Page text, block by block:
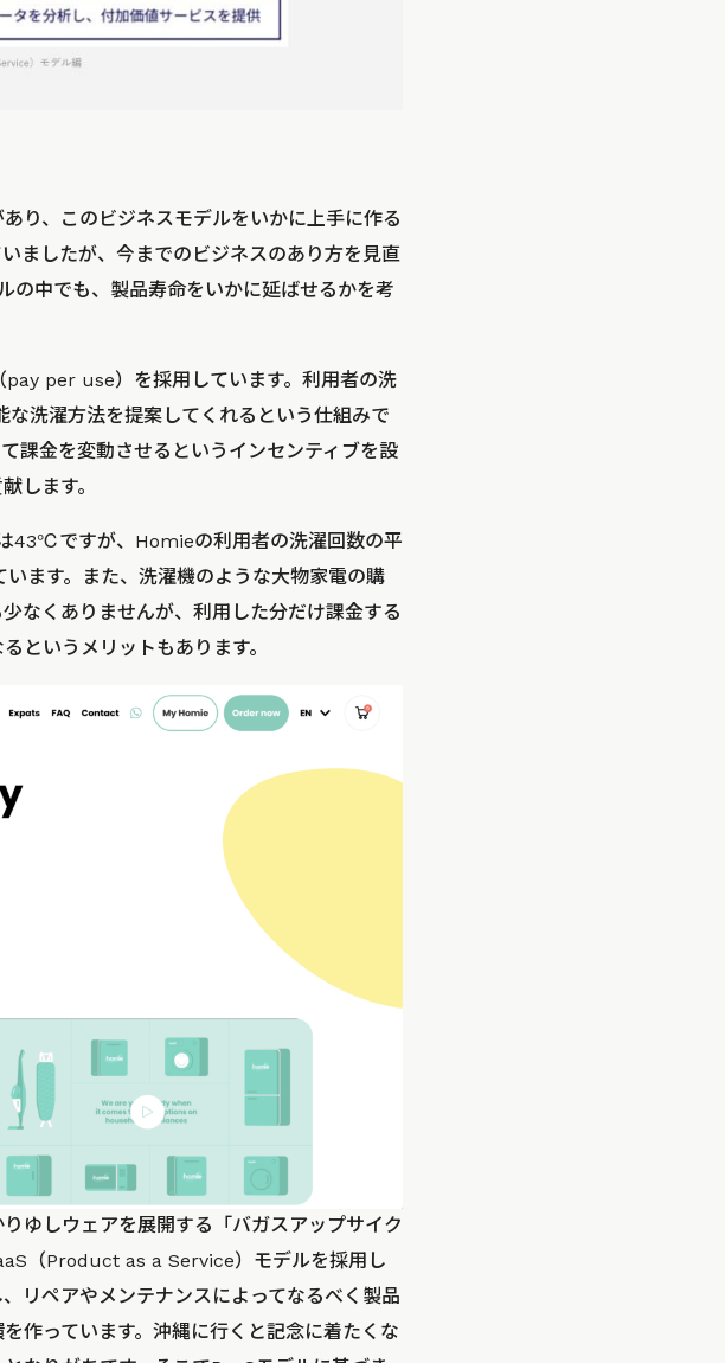
り、このビジネスモデルをいかに上手に作る
ましたが、今までのビジネスのあり方を見直
の中でも、製品寿命をいかに延ばせるかを考
per use）を採用しています。利用者の洗
洗濯方法を提案してくれるという仕組みで
課金を変動させるというインセンティブを設
します。
43℃ですが、Homieの利用者の洗濯回数の平
ます。また、洗濯機のような大物家電の購
なくありませんが、利用した分だけ課金する
というメリットもあります。
ゆしウェアを展開する「バガスアップサイク
（Product as a Service）モデルを採用し
リペアやメンテナンスによってなるべく製品
作っています。沖縄に行くと記念に着たくな